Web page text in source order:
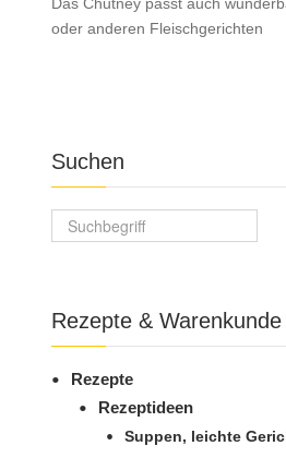
oder anderen Fleischgerichten
Suchen
Suchfeld
Rezepte & Warenkunde
Rezepte
Rezeptideen
Suppen, leichte